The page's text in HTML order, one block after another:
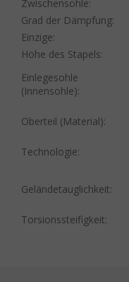
Zwischensohle:
Grad der Dämpfung:
Einzige:
Höhe des Stapels:
Einlegesohle
(Innensohle):
Oberteil (Material):
Technologie:
Geländetauglichkeit:
Torsionssteifigkeit: